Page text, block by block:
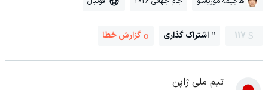
117 اشتراک گذاری گزارش خطا
تیم ملی ژاپن